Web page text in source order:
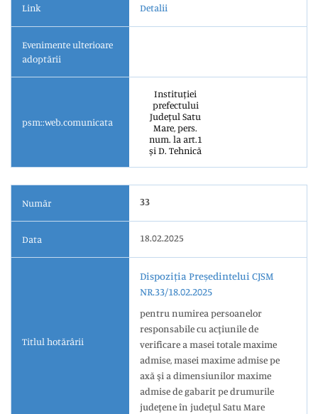
Link Detalii
Evenimente ulterioare
adoptării
psm::web.comunicata
Instituției
prefectului
Județul Satu
Mare, pers.
num. la art.1
și D. Tehnică
Număr 33
Data 18.02.2025
Titlul hotărârii
Dispoziția Președintelui CJSM
NR.33/18.02.2025
pentru numirea persoanelor
responsabile cu acţiunile de
verificare a masei totale maxime
admise, masei maxime admise pe
axă şi a dimensiunilor maxime
admise de gabarit pe drumurile
judeţene în judeţul Satu Mare